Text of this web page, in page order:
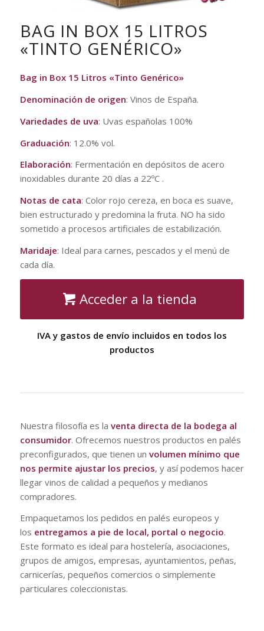
BAG IN BOX 15 LITROS
«TINTO GENÉRICO»
Bag in Box 15 Litros «Tinto Genérico»
Denominación de origen: Vinos de España.
Variedades de uva: Uvas españolas 100%
Graduación: 12.0% vol.
Elaboración: Fermentación en depósitos de acero
inoxidables durante 20 días a 22ºC .
Notas de cata: Color rojo cereza, en boca es suave,
bien estructurado y predomina la fruta. NO ha sido
sometido a procesos artificiales de estabilización.
Maridaje: Ideal para carnes, pescados y el menú de
cada día.
Acceder a la tienda
IVA y gastos de envío incluidos en todos los
productos
Nuestra filosofía es la venta directa de la bodega al
consumidor. Ofrecemos nuestros productos en palés
preconfigurados, que tienen un volumen mínimo que
nos permite ajustar los precios, y así podemos hacer
llegar vinos de calidad a pequeños y medianos
compradores.
Empaquetamos los pedidos en palés europeos y
los entregamos a pie de local, portal o negocio.
Este formato es ideal para hostelería, asociaciones,
grupos de amigos, empresas, ayuntamientos, peñas,
carnicerías, pequeños comercios o simplemente
particulares coleccionistas.